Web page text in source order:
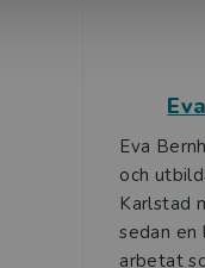
Eva
och
Karlstad
sedan en
arbetat